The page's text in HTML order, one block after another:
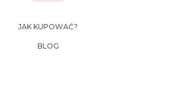
JAK KUPOWAĆ?
BLOG